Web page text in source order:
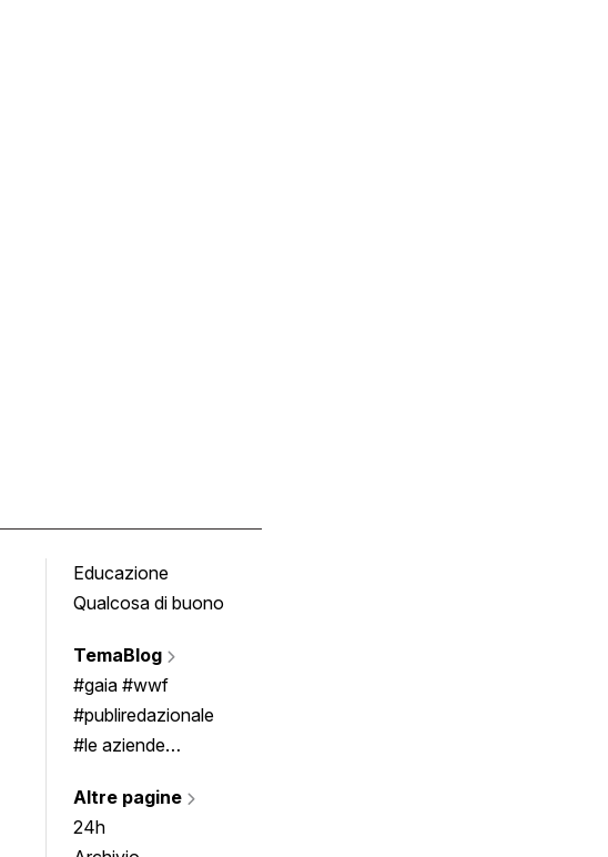
Educazione
Qualcosa di buono
TemaBlog
#gaia #wwf
#publiredazionale
#le aziende
Altre pagine
24h